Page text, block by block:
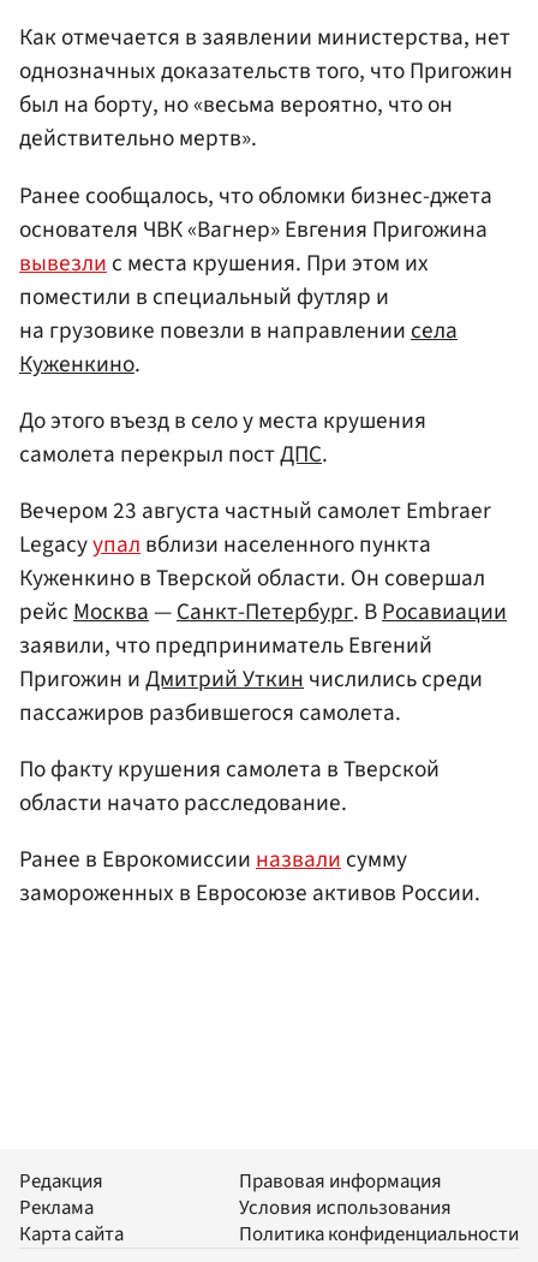
Как отмечается в заявлении министерства, нет
однозначных доказательств того, что Пригожин
был на борту, но «весьма вероятно, что он
действительно мертв».
Ранее сообщалось, что обломки бизнес-джета
основателя ЧВК «Вагнер» Евгения Пригожина
вывезли с места крушения. При этом их
поместили в специальный футляр и
на грузовике повезли в направлении села
Куженкино.
До этого въезд в село у места крушения
самолета перекрыл постДПС.
Вечером 23 августа частный самолет Embraer
Legacyупалвблизи населенного пункта
Куженкино в Тверской области. Он совершал
рейсМосква—Санкт-Петербург. ВРосавиации
заявили, что предприниматель Евгений
Пригожин иДмитрий Уткинчислились среди
пассажиров разбившегося самолета.
По факту крушения самолета в Тверской
области начато расследование.
Ранее в Еврокомиссииназвалисумму
замороженных в Евросоюзе активов России.
Редакция
Реклама
Карта сайта
Правовая информация
Условия использования
Политика конфиденциальности